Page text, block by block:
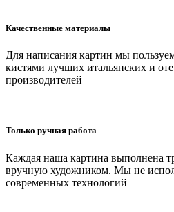
Качественные материалы
Для написания картин мы
кистями лучших итальянских и
производителей
Только ручная работа
Каждая наша картина выполнена
вручную художником. Мы не
современных технологий